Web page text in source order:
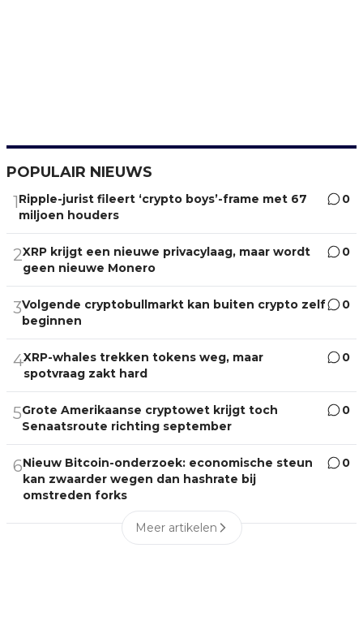
POPULAIR NIEUWS
1Ripple-jurist fileert ‘crypto boys’-frame met 67
miljoen houders
0
2XRP krijgt een nieuwe privacylaag, maar wordt
geen nieuwe Monero
0
3Volgende cryptobullmarkt kan buiten crypto zelf
beginnen
0
4XRP-whales trekken tokens weg, maar
spotvraag zakt hard
0
5Grote Amerikaanse cryptowet krijgt toch
Senaatsroute richting september
0
6Nieuw Bitcoin-onderzoek: economische steun
kan zwaarder wegen dan hashrate bij
omstreden forks
0
Meer artikelen